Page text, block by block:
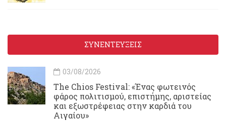
ΣΥΝΕΝΤΕΥΞΕΙΣ
03/08/2026
Τhe Chios Festival: «Ένας φωτεινός
φάρος πολιτισμού, επιστήμης, αριστείας
και εξωστρέφειας στην καρδιά του
Αιγαίου»